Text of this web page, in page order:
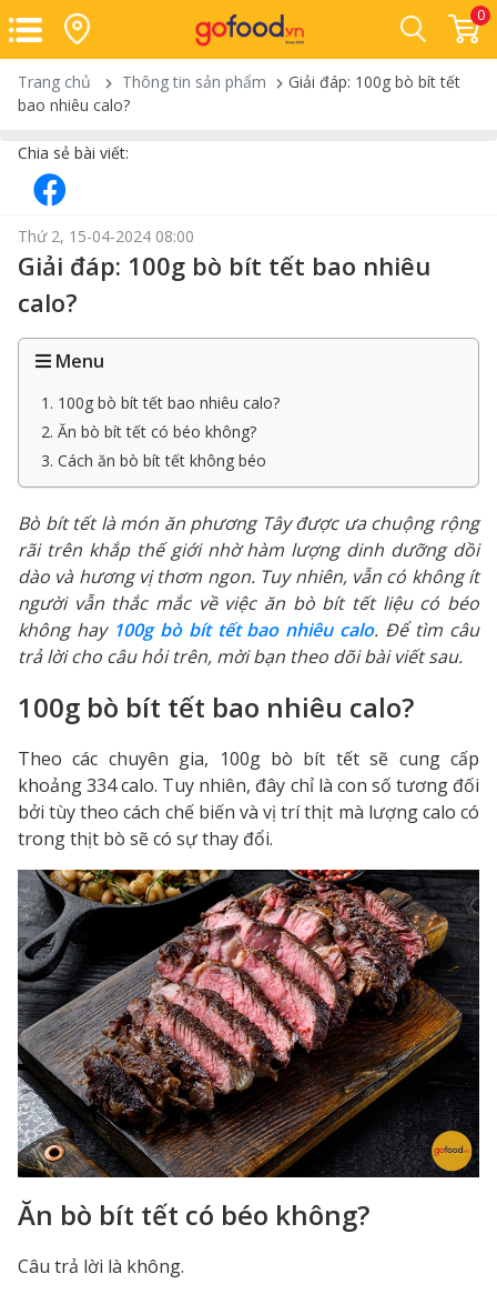
0
Trang chủ Thông tin sản phẩm
Giải đáp: 100g bò bít tết
bao nhiêu calo?
Chia sẻ bài viết:
Thứ 2, 15-04-2024 08:00
Giải đáp: 100g bò bít tết bao nhiêu
calo?
Menu
1. 100g bò bít tết bao nhiêu calo?
2. Ăn bò bít tết có béo không?
3. Cách ăn bò bít tết không béo
Bò bít tết là món ăn phương Tây được ưa chuộng rộng
rãi trên khắp thế giới nhờ hàm lượng dinh dưỡng dồi
dào và hương vị thơm ngon. Tuy nhiên, vẫn có không ít
người vẫn thắc mắc về việc ăn bò bít tết liệu có béo
không hay 100g bò bít tết bao nhiêu calo. Để tìm câu
trả lời cho câu hỏi trên, mời bạn theo dõi bài viết sau.
100g bò bít tết bao nhiêu calo?
Theo các chuyên gia, 100g bò bít tết sẽ cung cấp
khoảng 334 calo. Tuy nhiên, đây chỉ là con số tương đối
bởi tùy theo cách chế biến và vị trí thịt mà lượng calo có
trong thịt bò sẽ có sự thay đổi.
Ăn bò bít tết có béo không?
Câu trả lời là không.